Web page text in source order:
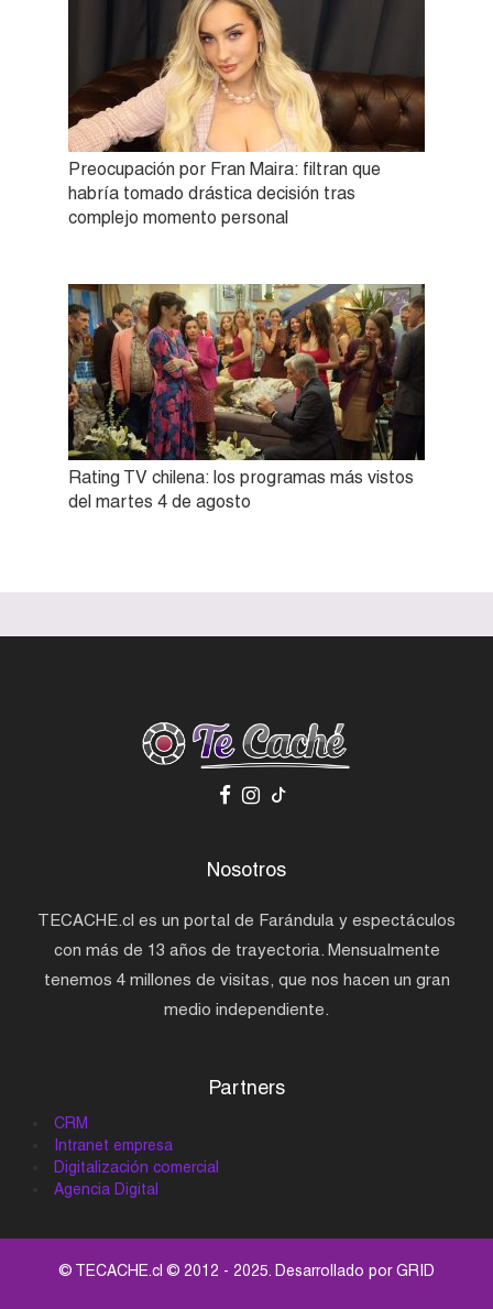
Preocupación por Fran Maira: filtran que
habría tomado drástica decisión tras
complejo momento personal
Rating TV chilena: los programas más vistos
del martes 4 de agosto
Nosotros
TECACHE.cl es un portal de Farándula y espectáculos
con más de 13 años de trayectoria. Mensualmente
tenemos 4 millones de visitas, que nos hacen un gran
medio independiente.
Partners
CRM
Intranet empresa
Digitalización comercial
Agencia Digital
© TECACHE.cl © 2012 - 2025. Desarrollado porGRID